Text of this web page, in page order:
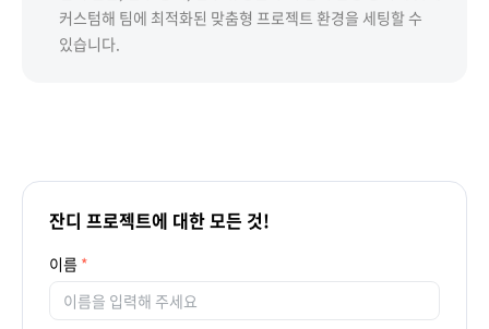
커스텀해 팀에 최적화된 맞춤형 프로젝트 환경을 세팅할 수
있습니다.
잔디 프로젝트에 대한 모든 것!
이름